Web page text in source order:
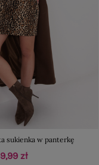
sukienka w panterkę
zł